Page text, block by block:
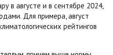
в августе и в сентябре 2024,
Для примера, август
рейтингов